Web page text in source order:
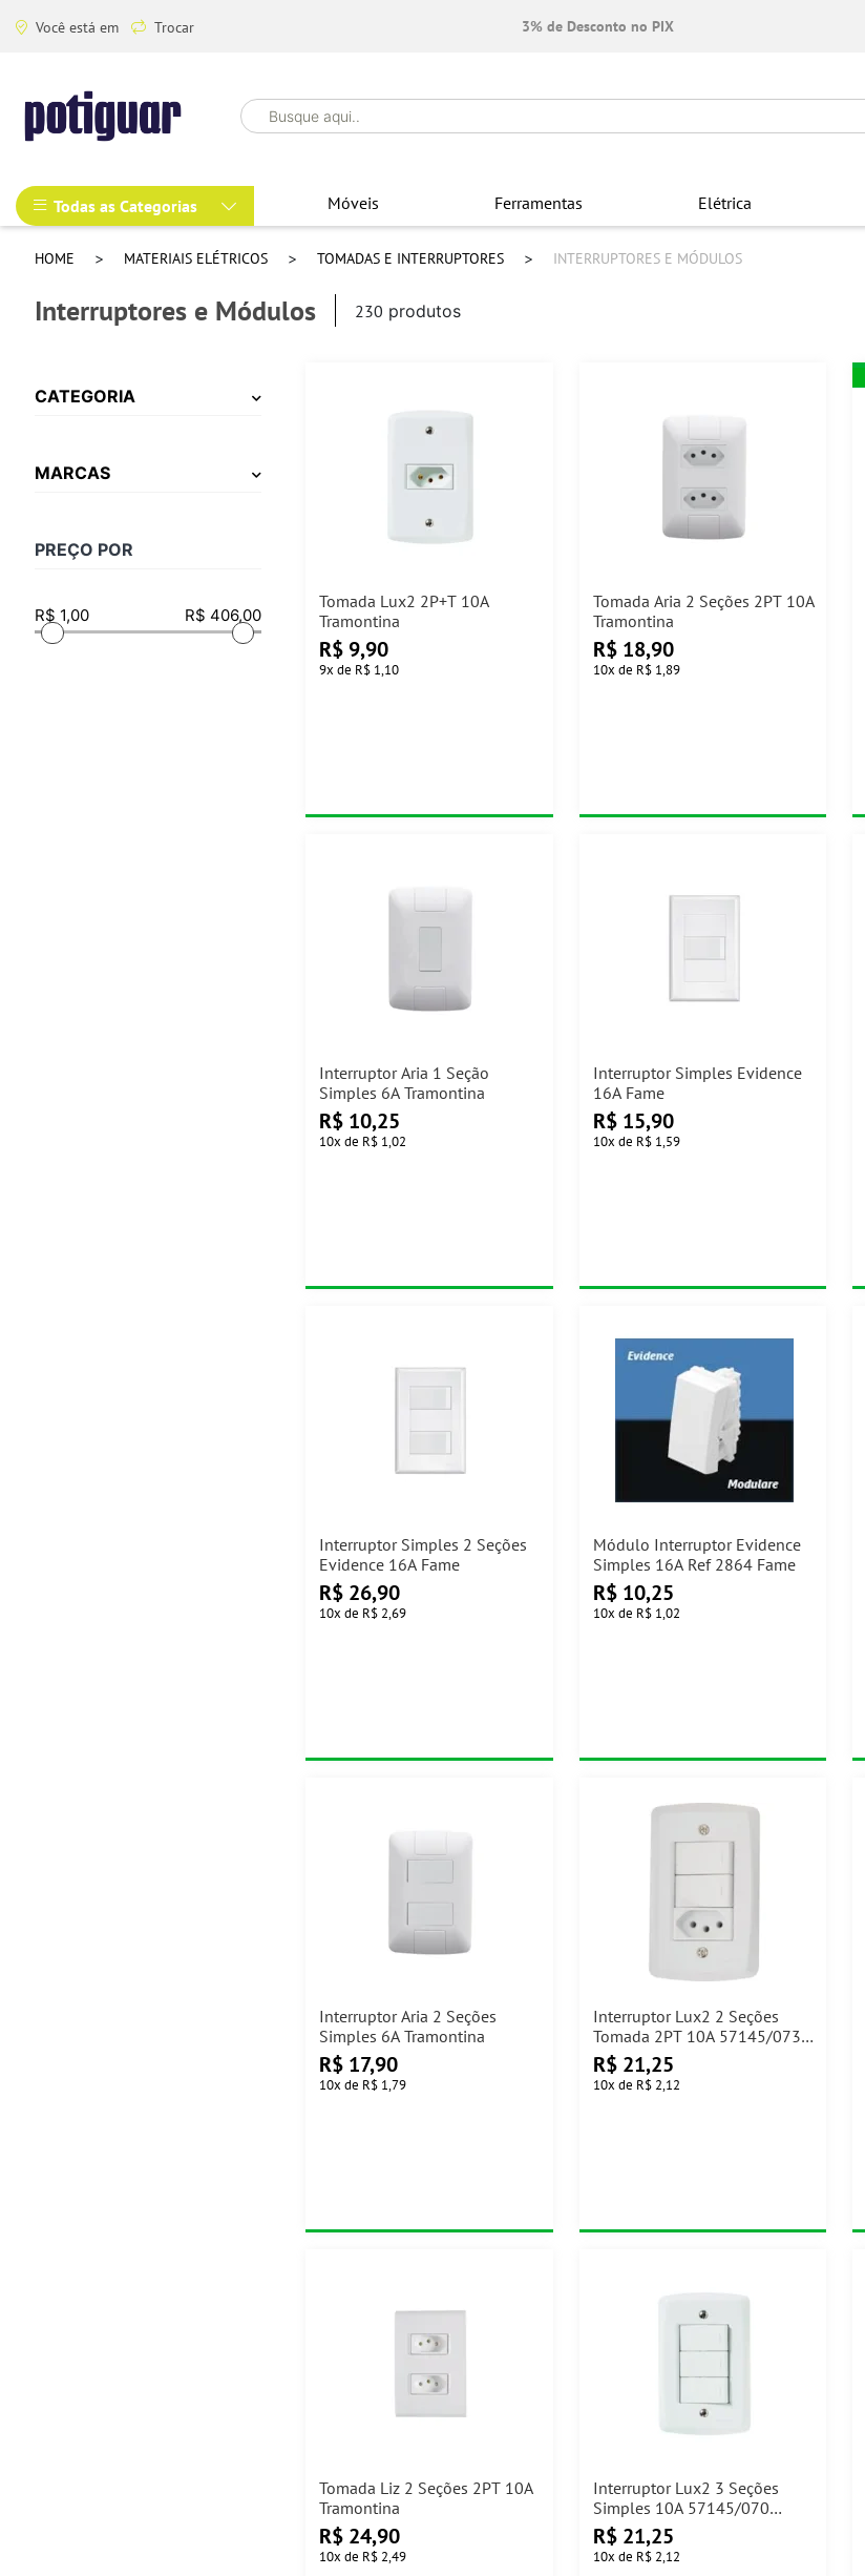
Você está em Trocar 3% de Desconto no PIX
Todas as Categorias Móveis Ferramentas Elétrica
HOME MATERIAIS ELÉTRICOS TOMADAS E INTERRUPTORES INTERRUPTORES E MÓDULOS
Interruptores e Módulos 230 produtos
CATEGORIA
MARCAS
PREÇO POR
Tomada Lux2 2P+T 10A
Tramontina
R$ 9,90
9x de R$ 1,10
Tomada Aria 2 Seções 2PT 10A
Tramontina
R$ 18,90
10x de R$ 1,89
Interruptor Aria 1 Seção
Simples 6A Tramontina
R$ 10,25
10x de R$ 1,02
Interruptor Simples Evidence
16A Fame
R$ 15,90
10x de R$ 1,59
Interruptor Simples 2 Seções
Evidence 16A Fame
R$ 26,90
10x de R$ 2,69
Módulo Interruptor Evidence
Simples 16A Ref 2864 Fame
R$ 10,25
10x de R$ 1,02
Interruptor Aria 2 Seções
Simples 6A Tramontina
R$ 17,90
10x de R$ 1,79
Interruptor Lux2 2 Seções
Tomada 2PT 10A 57145/073
Tramontina
R$ 21,25
10x de R$ 2,12
Tomada Liz 2 Seções 2PT 10A
Tramontina
R$ 24,90
10x de R$ 2,49
Interruptor Lux2 3 Seções
Simples 10A 57145/070
Tramontina
R$ 21,25
10x de R$ 2,12